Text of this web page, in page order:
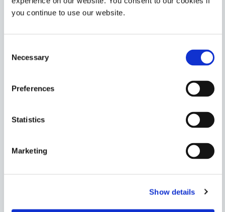
you continue to use our website.
Selection
Necessary
Preferences
Statistics
Marketing
Show details
구조용 본딩 접착제는 단단하고 투명한 본딩을 형성하고
Americas
유리-금속 접합에 이상적인 구조적 접합 접착제. 이 제품
은 UV/가시광선, 열 또는 사전 도포된 활성제로 경화됩니